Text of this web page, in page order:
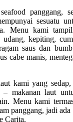
panggang,
sesuatu
Menu kami
udang, kepiting,
saus dan
cabe manis,
kami yang
– makanan laut
Menu kami
panggang, jadi ada
Carita.